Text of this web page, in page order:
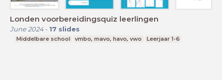
Londen voorbereidingsquiz leerlingen
June 2024- 17 slides
Middelbare school vmbo, mavo, havo, vwo Leerjaar 1-6